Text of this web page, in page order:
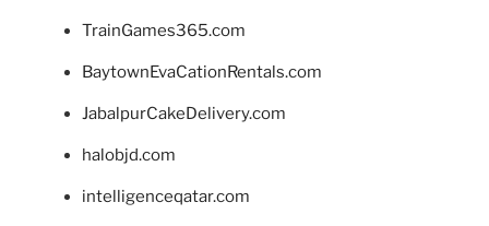
TrainGames365.com
BaytownEvaCationRentals.com
JabalpurCakeDelivery.com
halobjd.com
intelligenceqatar.com